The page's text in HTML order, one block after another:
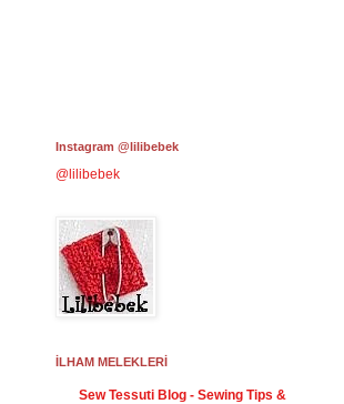
Instagram @lilibebek
@lilibebek
İLHAM MELEKLERİ
Sew Tessuti Blog - Sewing Tips &